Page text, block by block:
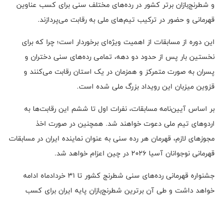
و شطرنج‌بازان برتر کشور در رده‌های مختلف سنی برای کسب عناوین
قهرمانی و حضور در ترکیب تیم‌های ملی به رقابت می‌پردازند.
این دوره از مسابقات از اهمیت ویژه‌ای برخوردار است؛ چرا که برای
نخستین بار پس از حدود دو دهه، تمامی رده‌های سنی دختران و
پسران به صورت متمرکز و همزمان در یک استان رقابت می‌کنند و
قزوین میزبان این رویداد بزرگ ملی شده است.
بر اساس آیین‌نامه مسابقات، نفرات اول تا ششم این رقابت‌ها به
اردوهای تیم ملی دعوت خواهند شد. همچنین در صورت اخذ
مجوزهای لازم، قهرمان هر رده سنی به عنوان نماینده ایران در مسابقات
قهرمانی نوجوانان آسیا ۲۰۲۶ در چین اعزام خواهد شد.
جشنواره قهرمانی رده‌های سنی شطرنج کشور تا ۳۱ خردادماه ادامه
خواهد داشت و طی آن برترین شطرنج‌بازان پایه ایران برای کسب